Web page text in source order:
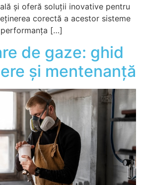
și oferă soluții inovative pentru
corectă a acestor sisteme
[…]
de gaze: ghid
și mentenanță